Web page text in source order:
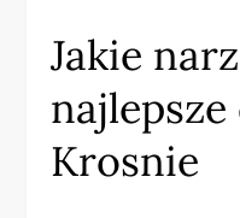
Jakie
Krosnie